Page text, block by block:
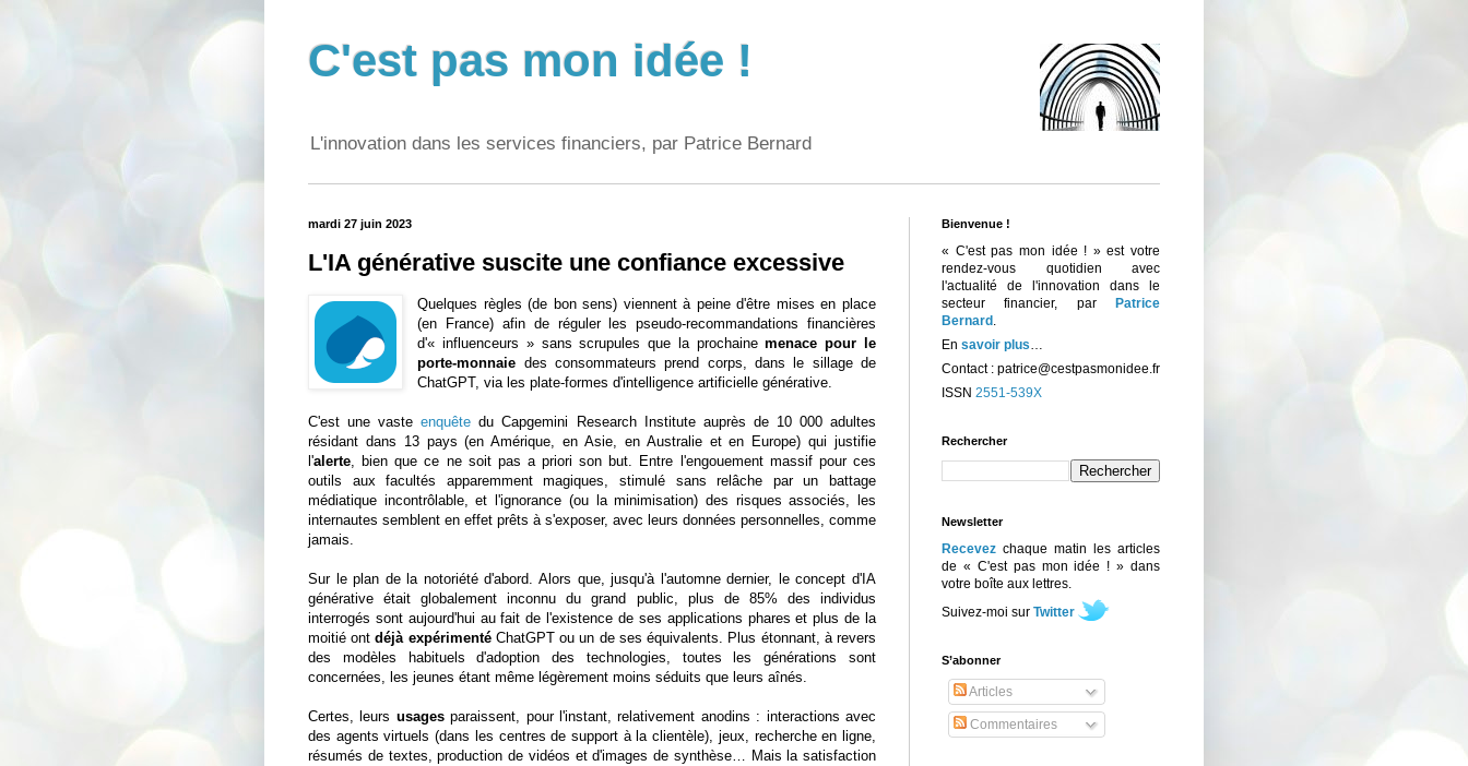
C'est pas mon idée !
L'innovation dans les services financiers, par Patrice Bernard
mardi 27 juin 2023
L'IA générative suscite une confiance excessive
Quelques règles (de bon sens) viennent à peine d'être mises en place
(en France) afin de réguler les pseudo-recommandations financières
d'« influenceurs » sans scrupules que la prochainemenace pour le
porte-monnaie des consommateurs prend corps, dans le sillage de
ChatGPT, via les plate-formes d'intelligence artificielle générative.
C'est une vasteenquête du Capgemini Research Institute auprès de 10 000 adultes
résidant dans 13 pays (en Amérique, en Asie, en Australie et en Europe) qui justifie
l'alerte, bien que ce ne soit pas a priori son but. Entre l'engouement massif pour ces
outils aux facultés apparemment magiques, stimulé sans relâche par un battage
médiatique incontrôlable, et l'ignorance (ou la minimisation) des risques associés, les
internautes semblent en effet prêts à s'exposer, avec leurs données personnelles, comme
jamais.
Sur le plan de la notoriété d'abord. Alors que, jusqu'à l'automne dernier, le concept d'IA
générative était globalement inconnu du grand public, plus de 85% des individus
interrogés sont aujourd'hui au fait de l'existence de ses applications phares et plus de la
moitié ontdéjà expérimentéChatGPT ou un de ses équivalents. Plus étonnant, à revers
des modèles habituels d'adoption des technologies, toutes les générations sont
concernées, les jeunes étant même légèrement moins séduits que leurs aînés.
Certes, leurs usagesparaissent, pour l'instant, relativement anodins : interactions avec
des agents virtuels (dans les centres de support à la clientèle), jeux, recherche en ligne,
résumés de textes, production de vidéos et d'images de synthèse… Mais la satisfaction
Bienvenue !
« C'est pas mon idée ! » est votre
rendez-vous quotidien avec
l'actualité de l'innovation dans le
secteur financier, par
Patrice
Bernard .
En savoir plus…
Contact : patrice@cestpasmonidee.fr
ISSN 2551-539X
Rechercher
Newsletter
Recevez chaque matin les articles
de « C'est pas mon idée ! » dans
votre boîte aux lettres.
Suivez-moi sur Twitter
S’abonner
Articles
Commentaires